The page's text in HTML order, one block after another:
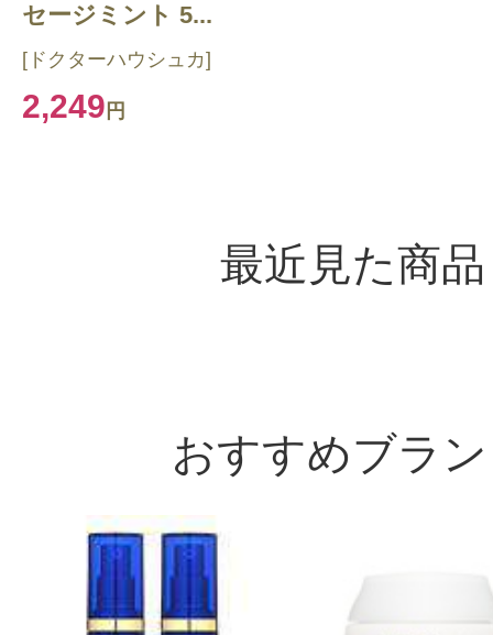
セージミント 5...
[ドクターハウシュカ]
2,249 円
最近見た商品
おすすめブラ